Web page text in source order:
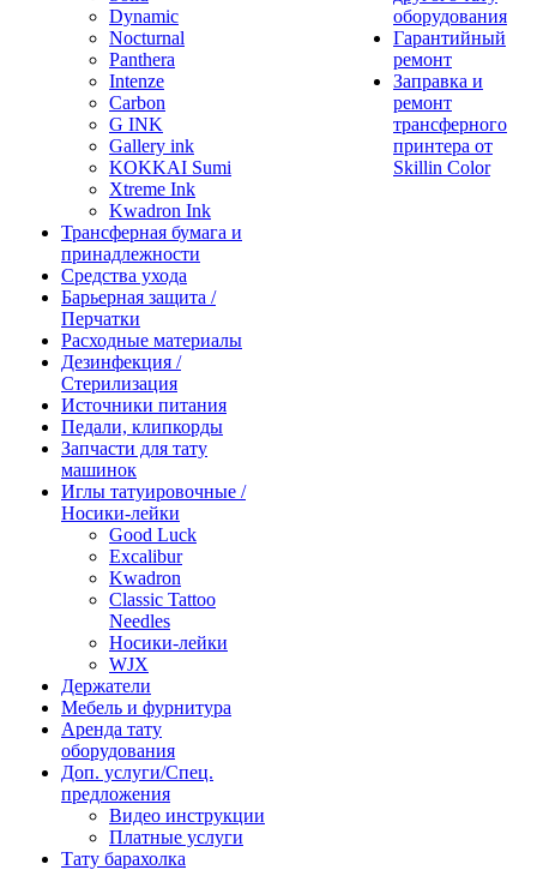
Dynamic
Nocturnal
Panthera
Intenze
Carbon
G INK
Gallery ink
KOKKAI Sumi
Xtreme Ink
Kwadron Ink
Трансферная бумага и
принадлежности
Средства ухода
Барьерная защита /
Перчатки
Расходные материалы
Дезинфекция /
Стерилизация
Источники питания
Педали, клипкорды
Запчасти для тату
машинок
Иглы татуировочные /
Носики-лейки
Good Luck
Excalibur
Kwadron
Classic Tattoo
Needles
Носики-лейки
WJX
Держатели
Мебель и фурнитура
Аренда тату
оборудования
Доп. услуги/Спец.
предложения
Видео инструкции
Платные услуги
Тату барахолка
оборудования
Гарантийный
ремонт
Заправка и
ремонт
трансферного
принтера от
Skillin Color